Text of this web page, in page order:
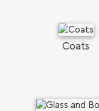
Coats